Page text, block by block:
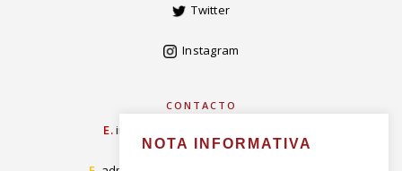
Twitter
Instagram
CONTACTO
E.info@concordiarealespanola.es
NOTA INFORMATIVA